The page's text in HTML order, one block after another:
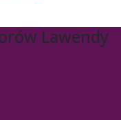
Lawendy